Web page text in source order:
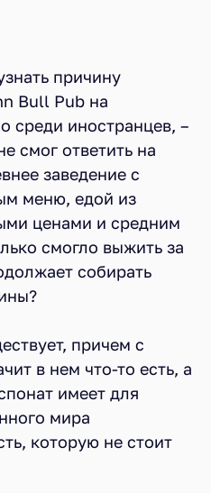
причину
Bull Pub на
среди иностранцев, –
смог ответить на
заведение с
меню, едой из
ценами и средним
смогло выжить за
собирать
причем с
в нем что-то есть, а
имеет для
мира
которую не стоит